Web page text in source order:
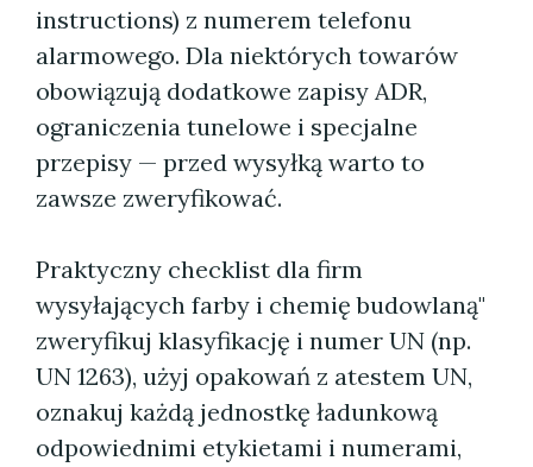
instructions) z numerem telefonu
alarmowego. Dla niektórych towarów
obowiązują dodatkowe zapisy ADR,
ograniczenia tunelowe i specjalne
przepisy — przed wysyłką warto to
zawsze zweryfikować.
Praktyczny checklist dla firm
wysyłających farby i chemię budowlaną"
zweryfikuj klasyfikację i numer UN (np.
UN 1263), użyj opakowań z atestem UN,
oznakuj każdą jednostkę ładunkową
odpowiednimi etykietami i numerami,